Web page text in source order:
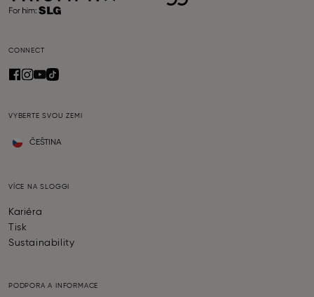
CONNECT
VYBERTE SVOU ZEMI
ČEŠTINA
VÍCE NA SLOGGI
Kariéra
Tisk
Sustainability
PODPORA A INFORMACE